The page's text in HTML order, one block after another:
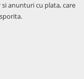
anunturi cu plata, care